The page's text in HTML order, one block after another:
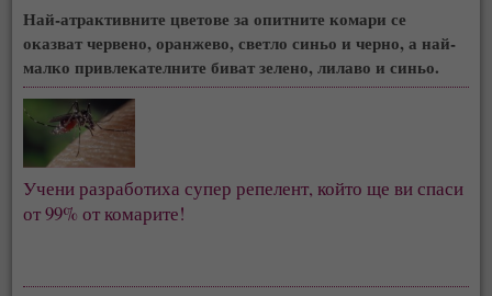
Най-атрактивните цветове за опитните комари се
оказват червено, оранжево, светло синьо и черно, а най-
малко привлекателните биват зелено, лилаво и синьо.
Учени разработиха супер репелент, който ще ви спаси
от 99% от комарите!